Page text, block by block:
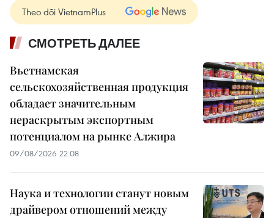
Theo dõi VietnamPlus
СМОТРЕТЬ ДАЛЕЕ
Вьетнамская
сельскохозяйственная продукция
обладает значительным
нераскрытым экспортным
потенциалом на рынке Алжира
09/08/2026 22:08
Наука и технологии станут новым
драйвером отношений между